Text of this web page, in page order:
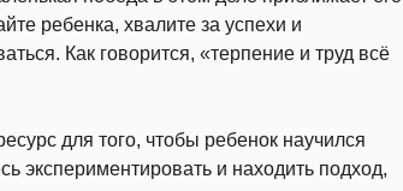
ребенка, хвалите за успехи и
Как говорится, «терпение и труд всё
для того, чтобы ребенок научился
экспериментировать и находить подход,